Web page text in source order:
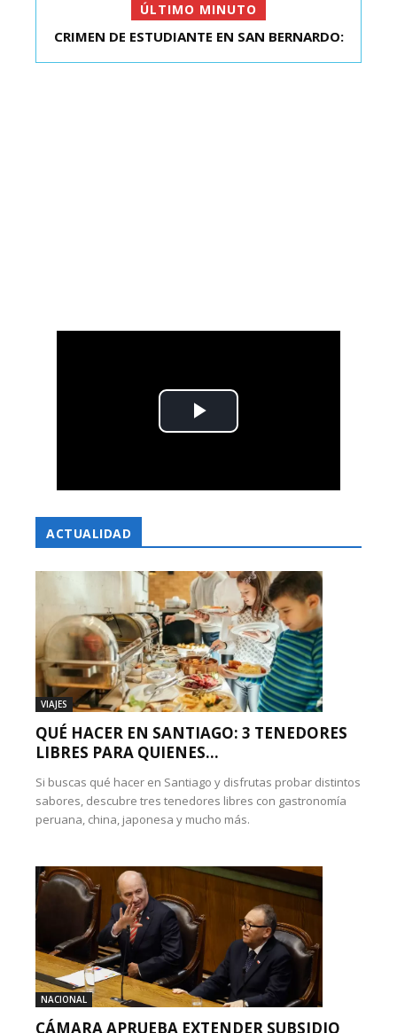
ÚLTIMO MINUTO
FIESTA EN EL MONUMENTAL: LA
ACTUALIDAD
VIAJES
QUÉ HACER EN SANTIAGO: 3 TENEDORES
LIBRES PARA QUIENES...
Si buscas qué hacer en Santiago y disfrutas probar distintos
sabores, descubre tres tenedores libres con gastronomía
peruana, china, japonesa y mucho más.
NACIONAL
CÁMARA APRUEBA EXTENDER SUBSIDIO